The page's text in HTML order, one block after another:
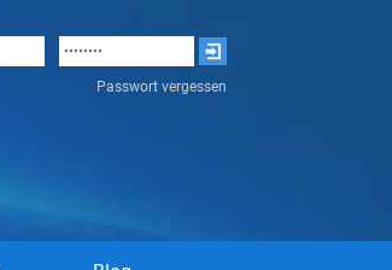
Passwort vergessen